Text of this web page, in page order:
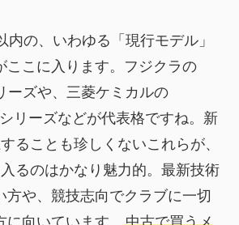
内の、いわゆる「現行モデル」
ここに入ります。フジクラの
ーズや、三菱ケミカルの
リーズなどが代表格ですね。新
ることも珍しくないこれらが、
るのはかなり魅力的。最新技術
方や、競技志向でクラブに一切
向いています。 中古で買うメ